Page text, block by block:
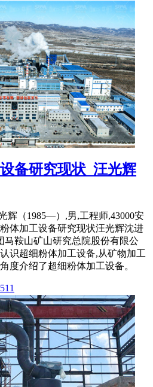
备研究现状_汪光辉
辉（1985—）,男,工程师,43000安
体加工设备研究现状汪光辉沈进
马鞍山矿山研究总院股份有限公
识超细粉体加工设备,从矿物加工
度介绍了超细粉体加工设备。